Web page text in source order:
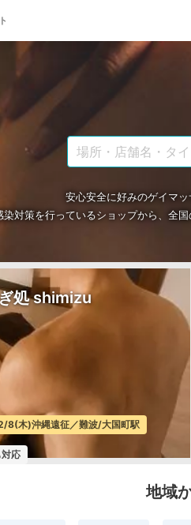
安心安全に好みのゲイマッ
染対策を行っているショップから、全
応
地域